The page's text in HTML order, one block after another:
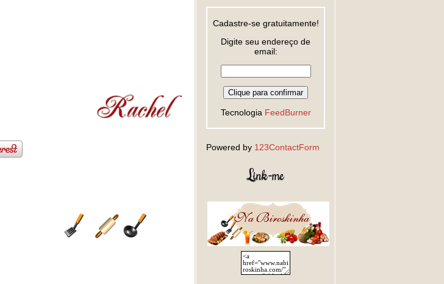
Cadastre-se gratuitamente!
Digite seu endereço de
email:
Tecnologia FeedBurner
Powered by 123ContactForm
Link-me